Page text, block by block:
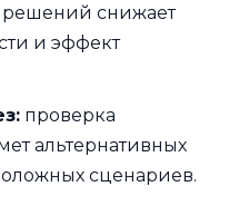
решений снижает
и эффект
проверка
альтернативных
сценариев.